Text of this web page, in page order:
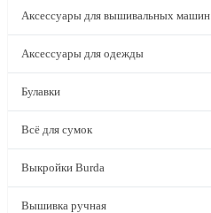
Аксессуары для вышивальных машин
Аксессуары для одежды
Булавки
Всё для сумок
Выкройки Burda
Вышивка ручная